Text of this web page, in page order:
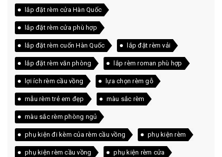
lắp đặt rèm cửa Hàn Quốc
lắp đặt rèm cửa phù hợp
lắp đặt rèm cuốn Hàn Quốc lắp đặt rèm vải
lắp đặt rèm văn phòng lắp rèm roman phù hợp
lợi ích rèm cầu vồng lựa chọn rèm gỗ
mẫu rèm trẻ em đẹp màu sắc rèm
màu sắc rèm phòng ngủ
phụ kiện đi kèm của rèm cầu vồng phụ kiện rèm
phụ kiện rèm cầu vồng phụ kiện rèm cửa